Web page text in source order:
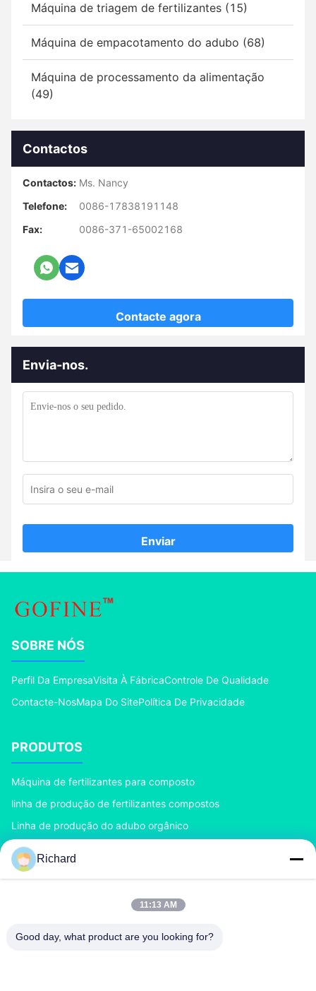
Máquina de triagem de fertilizantes (15)
Máquina de empacotamento do adubo (68)
Máquina de processamento da alimentação
(49)
Contactos
Contactos: Ms. Nancy
Telefone:
0086-17838191148
Fax:
0086-371-65002168
Contacte agora
Envia-nos.
Enviar
SOBRE NÓS
Perfil Da EmpresaVisita À FábricaControle De Qualidade
Contacte-NosMapa Do SitePolítica De Privacidade
PRODUTOS
Máquina de fertilizantes para composto
linha de produção de fertilizantes compostos
Linha de produção do adubo orgânico
Linha de produção do adubo do BB
Granulador dobro do adubo do rolo
CONTACTE-NOS
Richard
11:13 AM
Good day, what product are you looking for?